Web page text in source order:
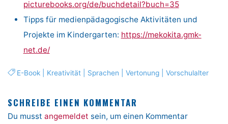
picturebooks.org/de/buchdetail?buch=35
Tipps für medienpädagogische Aktivitäten und
Projekte im Kindergarten: https://mekokita.gmk-
net.de/
E-Book Kreativität Sprachen |Vertonung |Vorschulalter
SCHREIBE EINEN KOMMENTAR
Du musstangemeldet sein, um einen Kommentar